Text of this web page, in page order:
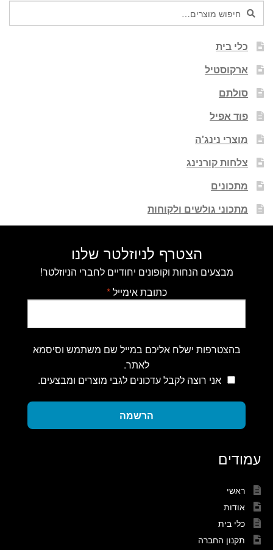
חיפוש
עבור:
חיפוש
כלי בית
ארקוסטיל
סולתם
פוד אפיל
מוצרי נינג'ה
צלחות קורנינג
מתכונים
מתכוני גולשים ולקוחות
הצטרף לניוזלטר שלנו
מבצעים הנחות וקופונים יחודיים לחברי הניוזלטר!
כתובת אימייל*
בהצטרפות ישלח אליכם במייל שם משתמש וסיסמא
לאתר.
אני רוצה לקבל עדכונים לגבי מוצרים ומבצעים.
הרשמה
עמודים
ראשי
אודות
כלי בית
תקנון החברה